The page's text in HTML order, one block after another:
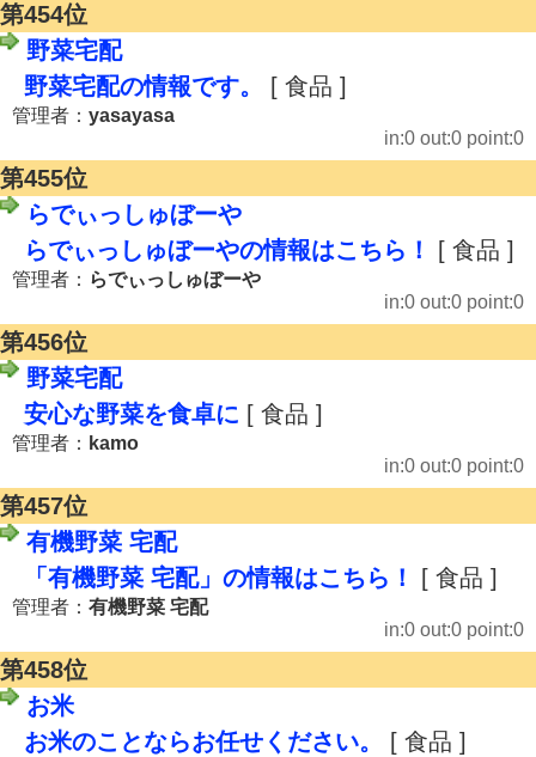
第454位
野菜宅配
野菜宅配の情報です。
[ 食品 ]
管理者： yasayasa
in:0 out:0 point:0
第455位
らでぃっしゅぼーや
らでぃっしゅぼーやの情報はこちら！
[ 食品 ]
管理者： らでぃっしゅぼーや
in:0 out:0 point:0
第456位
野菜宅配
安心な野菜を食卓に [ 食品 ]
管理者： kamo
in:0 out:0 point:0
第457位
有機野菜 宅配
「有機野菜 宅配」の情報はこちら！
[ 食品 ]
管理者： 有機野菜 宅配
in:0 out:0 point:0
第458位
お米
お米のことならお任せください。
[ 食品 ]